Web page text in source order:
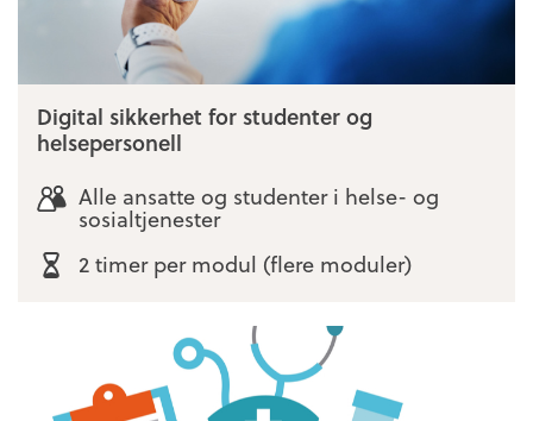
Digital sikkerhet for studenter og
helsepersonell
Alle ansatte og studenter i helse- og
sosialtjenester
2 timer per modul (flere moduler)